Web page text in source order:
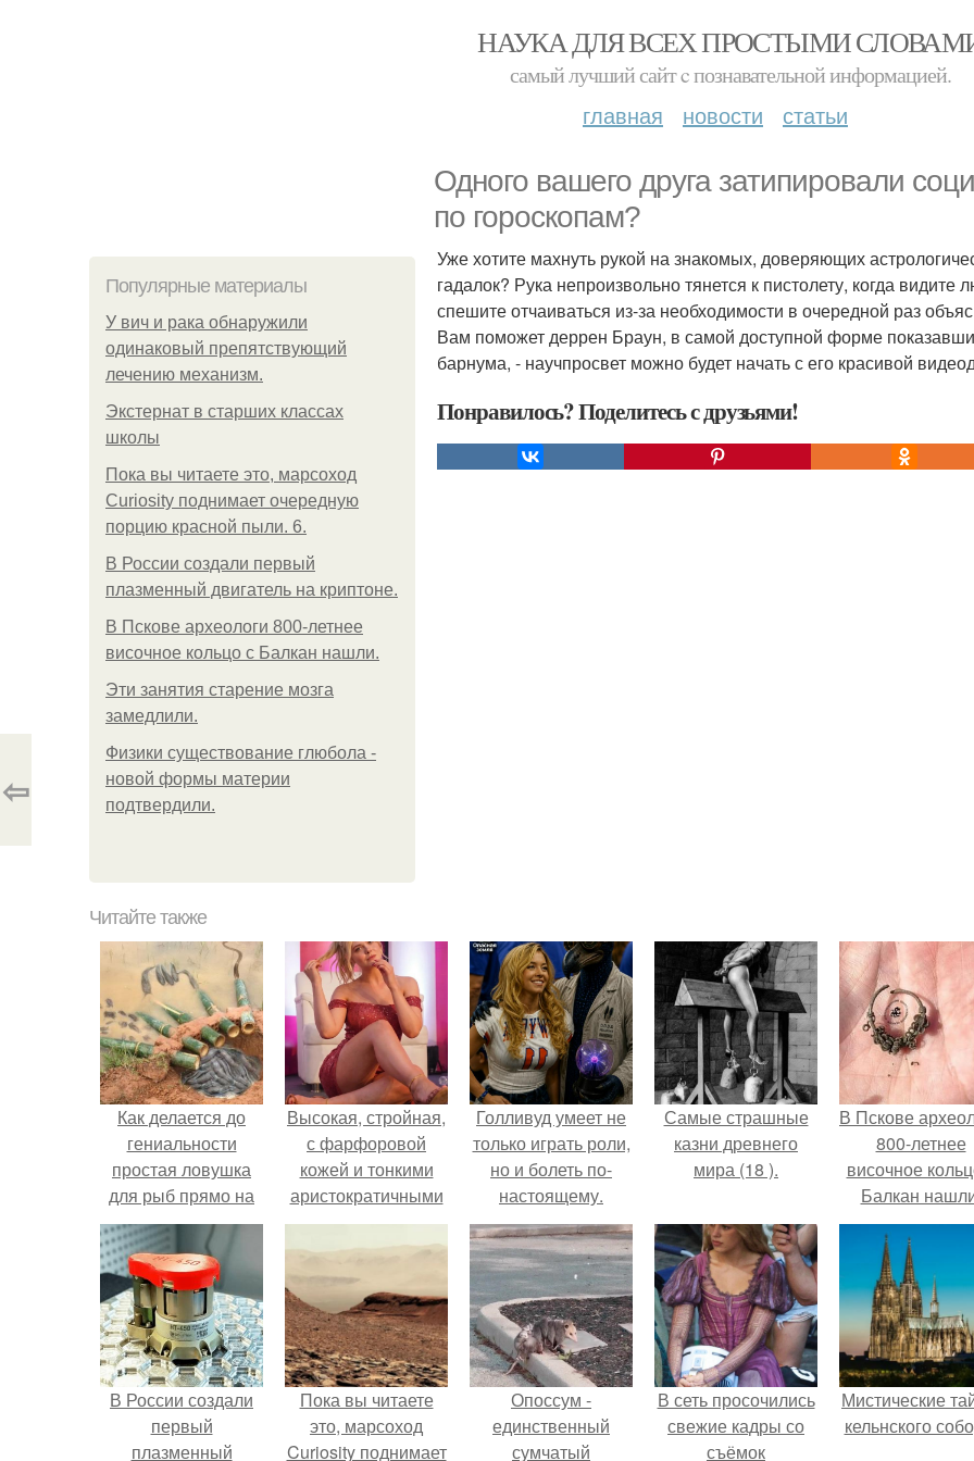
НАУКА ДЛЯ ВСЕХ ПРОСТЫМИ
самый лучший сайт c познавательной информацией.
главная новости статьи
Одного вашего друга затипировали
по гороскопам?
Популярные материалы
У вич и рака обнаружили
одинаковый препятствующий
лечению механизм.
Экстернат в старших классах
школы
Пока вы читаете это, марсоход
Curiosity поднимает очередную
порцию красной пыли. 6.
В России создали первый
плазменный двигатель на криптоне.
В Пскове археологи 800-летнее
височное кольцо с Балкан нашли.
Эти занятия старение мозга
замедлили.
Физики существование глюбола -
новой формы материи
подтвердили.
Уже хотите махнуть рукой на знакомых, доверяющих
гадалок? Рука непроизвольно тянется к пистолету, когда
спешите отчаиваться из-за необходимости в очередной раз
Вам поможет деррен Браун, в самой доступной форме
барнума, - научпросвет можно будет начать с его красивой
Понравилось? Поделитесь с друзьями!
⇦
Читайте также
Как делается до
гениальности
простая ловушка
для рыб прямо на
берегу водоема.
Высокая, стройная,
с фарфоровой
кожей и тонкими
аристократичными
чертами, эль
выглядит так, будто
сошла с полотна
художника.
Голливуд умеет не
только играть роли,
но и болеть по-
настоящему.
Самые страшные
казни древнего
мира (18 ).
В Пскове
800-летнее
височное
Балкан
В России создали
первый
плазменный
Пока вы читаете
это, марсоход
Curiosity поднимает
Опоссум -
единственный
сумчатый
В сеть просочились
свежие кадры со
съёмок
Мистические
кельнского